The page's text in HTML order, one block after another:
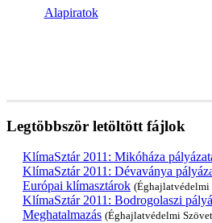
Alapiratok
Legtöbbször letöltött fájlok
KlímaSztár 2011: Mikóháza
KlímaSztár 2011: Dévaványa
Európai klímasztárok (Éghajlatvédelmi
KlímaSztár 2011: Bodrogolaszi
Meghatalmazás (Éghajlatvédelmi